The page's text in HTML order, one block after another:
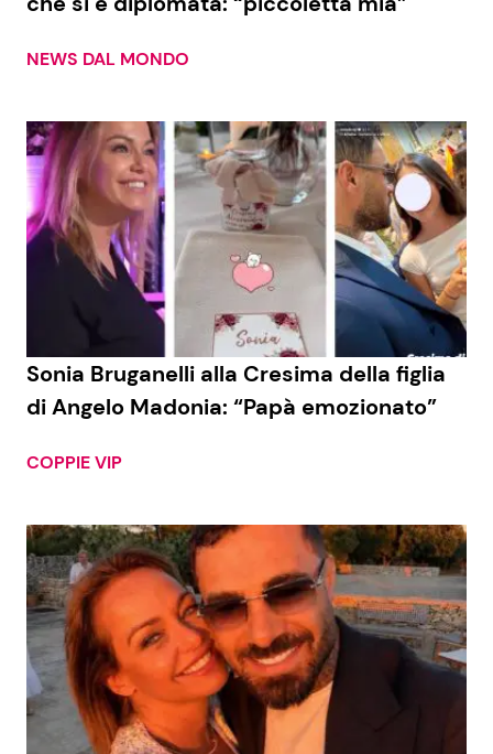
NEWS DAL MONDO
Sonia Bruganelli alla Cresima della figlia
di Angelo Madonia: “Papà emozionato”
COPPIE VIP